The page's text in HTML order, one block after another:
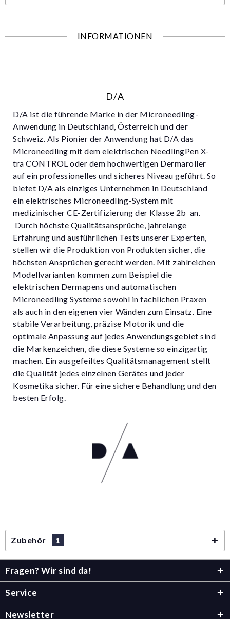
INFORMATIONEN
D/A
D/A ist die führende Marke in der Microneedling-
Anwendung in Deutschland, Österreich und der
Schweiz. Als Pionier der Anwendung hat D/A das
Microneedling mit dem elektrischen NeedlingPen X-
tra CONTROL oder dem hochwertigen Dermaroller
auf ein professionelles und sicheres Niveau geführt. So
bietet D/A als einziges Unternehmen in Deutschland
ein elektrisches Microneedling-System mit
medizinischer CE-Zertifizierung der Klasse 2b an.
Durch höchste Qualitätsansprüche, jahrelange
Erfahrung und ausführlichen Tests unserer Experten,
stellen wir die Produktion von Produkten sicher, die
höchsten Ansprüchen gerecht werden. Mit zahlreichen
Modellvarianten kommen zum Beispiel die
elektrischen Dermapens und automatischen
Microneedling Systeme sowohl in fachlichen Praxen
als auch in den eigenen vier Wänden zum Einsatz. Eine
stabile Verarbeitung, präzise Motorik und die
optimale Anpassung auf jedes Anwendungsgebiet sind
die Markenzeichen, die diese Systeme so einzigartig
machen. Ein ausgefeiltes Qualitätsmanagement stellt
die Qualität jedes einzelnen Gerätes und jeder
Kosmetika sicher. Für eine sichere Behandlung und den
besten Erfolg.
Zubehör 1
Fragen? Wir sind da!
Service
Newsletter